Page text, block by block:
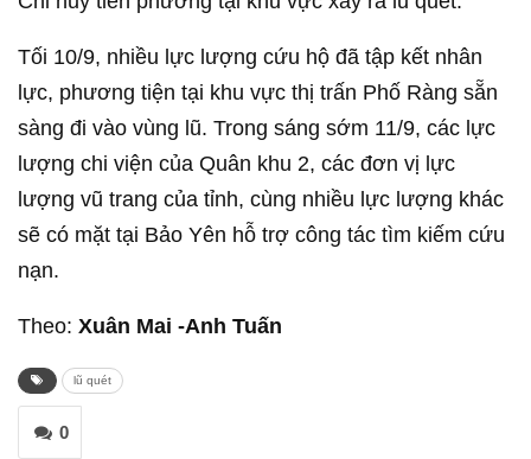
Tối 10/9, nhiều lực lượng cứu hộ đã tập kết nhân
lực, phương tiện tại khu vực thị trấn Phố Ràng sẵn
sàng đi vào vùng lũ. Trong sáng sớm 11/9, các lực
lượng chi viện của Quân khu 2, các đơn vị lực
lượng vũ trang của tỉnh, cùng nhiều lực lượng khác
sẽ có mặt tại Bảo Yên hỗ trợ công tác tìm kiếm cứu
nạn.
Theo: Xuân Mai -Anh Tuấn
lũ quét
0